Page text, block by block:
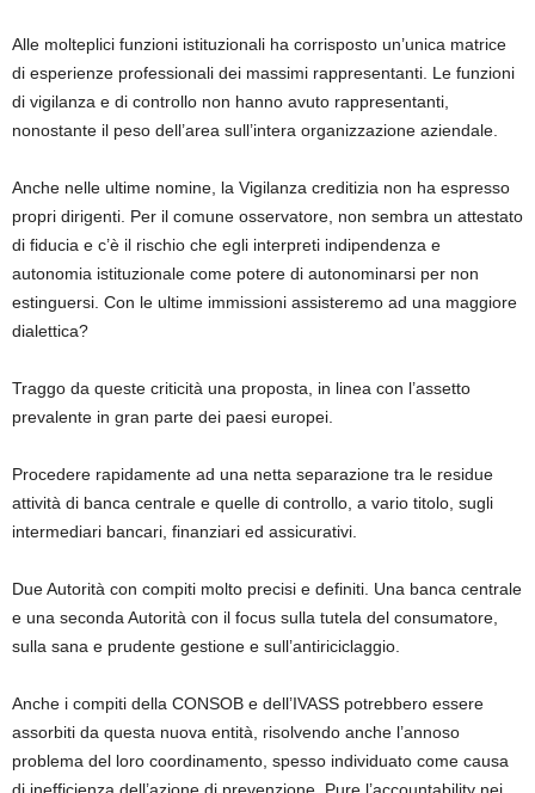
Alle molteplici funzioni istituzionali ha corrisposto un’unica matrice
di esperienze professionali dei massimi rappresentanti. Le funzioni
di vigilanza e di controllo non hanno avuto rappresentanti,
nonostante il peso dell’area sull’intera organizzazione aziendale.
Anche nelle ultime nomine, la Vigilanza creditizia non ha espresso
propri dirigenti. Per il comune osservatore, non sembra un attestato
di fiducia e c’è il rischio che egli interpreti indipendenza e
autonomia istituzionale come potere di autonominarsi per non
estinguersi. Con le ultime immissioni assisteremo ad una maggiore
dialettica?
Traggo da queste criticità una proposta, in linea con l’assetto
prevalente in gran parte dei paesi europei.
Procedere rapidamente ad una netta separazione tra le residue
attività di banca centrale e quelle di controllo, a vario titolo, sugli
intermediari bancari, finanziari ed assicurativi.
Due Autorità con compiti molto precisi e definiti. Una banca centrale
e una seconda Autorità con il focus sulla tutela del consumatore,
sulla sana e prudente gestione e sull’antiriciclaggio.
Anche i compiti della CONSOB e dell’IVASS potrebbero essere
assorbiti da questa nuova entità, risolvendo anche l’annoso
problema del loro coordinamento, spesso individuato come causa